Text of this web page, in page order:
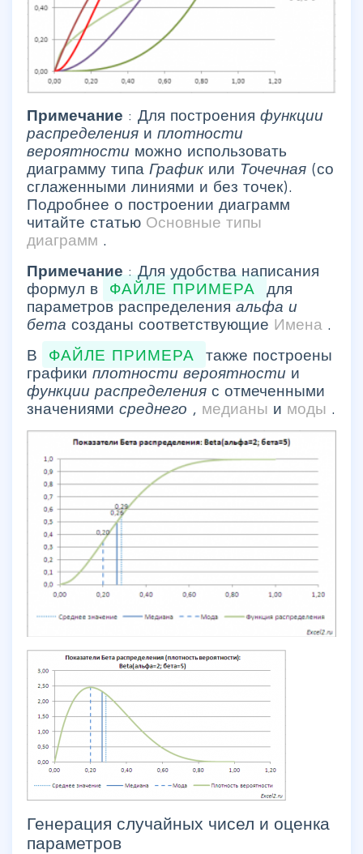
Примечание : Для построения функции
распределения и плотности
вероятности можно использовать
диаграмму типа График или Точечная (со
сглаженными линиями и без точек).
Подробнее о построении диаграмм
читайте статью Основные типы
диаграмм .
Примечание : Для удобства написания
формул в
ФАЙЛЕ ПРИМЕРА
для
параметров распределения альфа и
бета созданы соответствующие Имена .
В
ФАЙЛЕ ПРИМЕРА
также построены
графики плотности вероятности и
функции распределения с отмеченными
значениями среднего , медианы и моды .
Генерация случайных чисел и оценка
параметров